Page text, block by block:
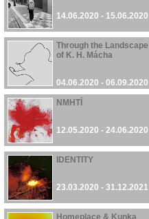
14.06.2020 - 15.06.2020
Through the Landscape
of K. H. Mácha
04.06.2020 - 06.09.2020
NMHTÍ
12.05.2020 - 24.06.2020
IDENTITY
23.03.2020 - 31.12.2021
Homeplace & Kunka